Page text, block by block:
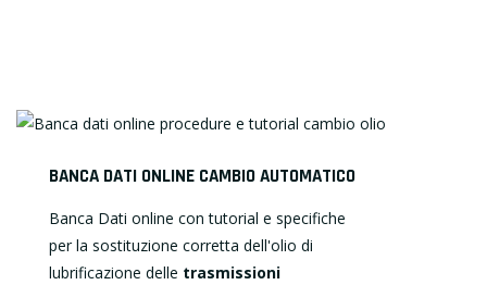
BANCA DATI ONLINE CAMBIO AUTOMATICO
Banca Dati online con tutorial e specifiche
per la sostituzione corretta dell'olio di
lubrificazione delle trasmissioni